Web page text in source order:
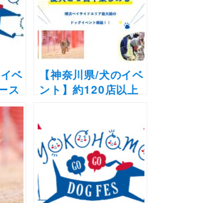
ベ
ス
ジ
【神奈川県/犬のイベ
ント】約120店以上
GOGO DOG FES
2024 春」（臨港パ
ーク）天然芝ドッグ
ランも！4/20-4/21